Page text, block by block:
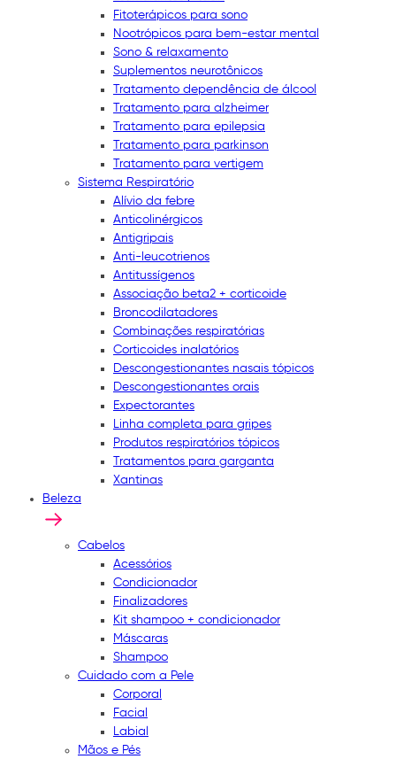
Fitoterápicos para sono
Nootrópicos para bem-estar mental
Sono & relaxamento
Suplementos neurotônicos
Tratamento dependência de álcool
Tratamento para alzheimer
Tratamento para epilepsia
Tratamento para parkinson
Tratamento para vertigem
Sistema Respiratório
Alívio da febre
Anticolinérgicos
Antigripais
Anti-leucotrienos
Antitussígenos
Associação beta2 + corticoide
Broncodilatadores
Combinações respiratórias
Corticoides inalatórios
Descongestionantes nasais tópicos
Descongestionantes orais
Expectorantes
Linha completa para gripes
Produtos respiratórios tópicos
Tratamentos para garganta
Xantinas
Beleza
Cabelos
Acessórios
Condicionador
Finalizadores
Kit shampoo + condicionador
Máscaras
Shampoo
Cuidado com a Pele
Corporal
Facial
Labial
Mãos e Pés